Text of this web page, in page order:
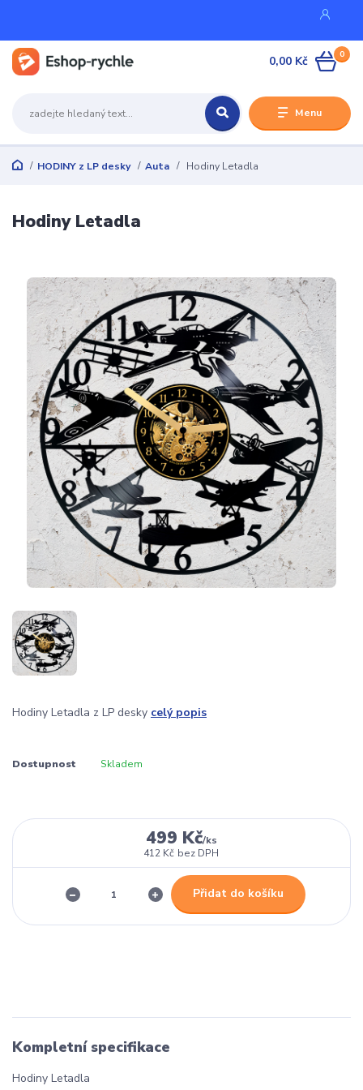
Menu
0
0,00 Kč
HODINY z LP desky Auta Hodiny Letadla
Hodiny Letadla
Hodiny Letadla z LP desky celý popis
Dostupnost Skladem
499 Kč/ks
412 Kč bez DPH
Přidat do košíku
Kompletní specifikace
Hodiny Letadla